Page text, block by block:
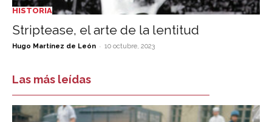
HISTORIA
Striptease, el arte de la lentitud
Hugo Martínez de León - 10 octubre, 2023
Las más leídas